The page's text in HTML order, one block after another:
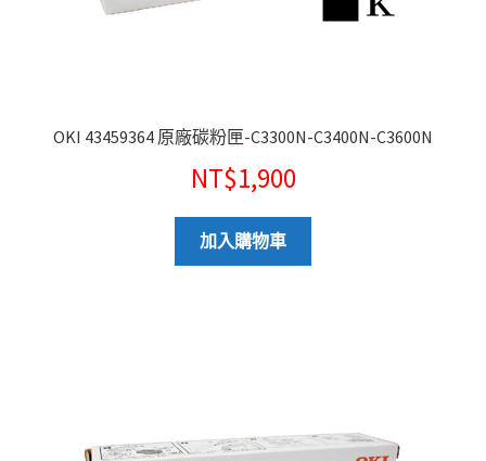
OKI 43459364 原廠碳粉匣-C3300N-C3400N-C3600N
NT$1,900
加入購物車